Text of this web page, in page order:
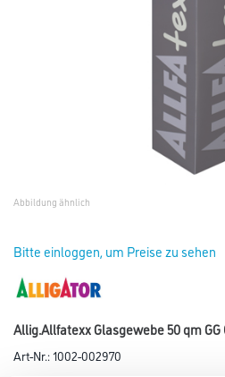
Abbildung ähnlich
Bitte einloggen, um Preise zu sehen
Allig.Allfatexx Glasgewebe 50 qm GG
Art-Nr.:1002-002970